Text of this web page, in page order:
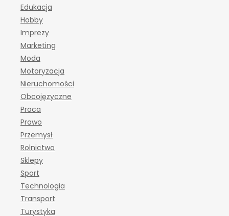
Edukacja
Hobby
Imprezy
Marketing
Moda
Motoryzacja
Nieruchomości
Obcojęzyczne
Praca
Prawo
Przemysł
Rolnictwo
Sklepy
Sport
Technologia
Transport
Turystyka